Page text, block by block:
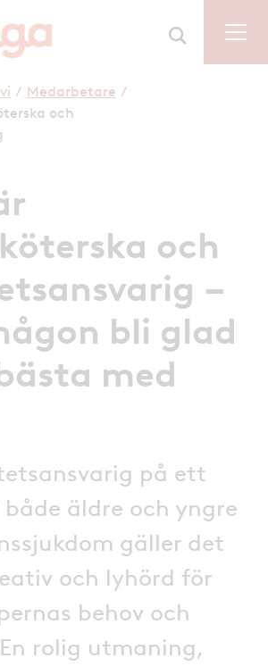
/ Medarbetare /
och
och
–
bli glad
med
på ett
äldre och yngre
gäller det
och lyhörd för
behov och
rolig utmaning,